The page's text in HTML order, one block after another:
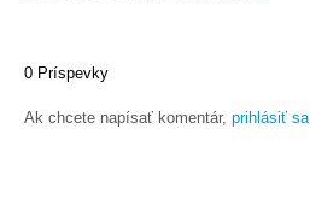
0 Príspevky
Ak chcete napísať komentár, prihlásiť sa